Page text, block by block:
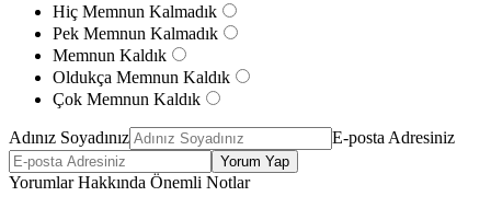
Hiç Memnun Kalmadık
Pek Memnun Kalmadık
Memnun Kaldık
Oldukça Memnun Kaldık
Çok Memnun Kaldık
Adınız Soyadınız E-posta Adresiniz
Yorum Yap
Yorumlar Hakkında Önemli Notlar